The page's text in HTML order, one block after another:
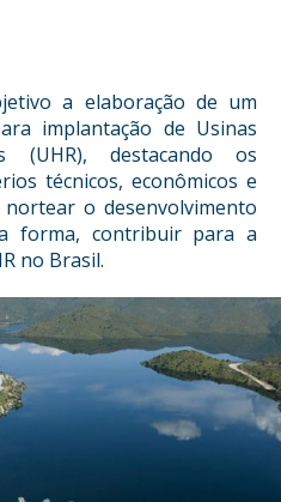
a elaboração de um
implantação de Usinas
(UHR), destacando os
técnicos, econômicos e
o desenvolvimento
forma, contribuir para a
no Brasil.